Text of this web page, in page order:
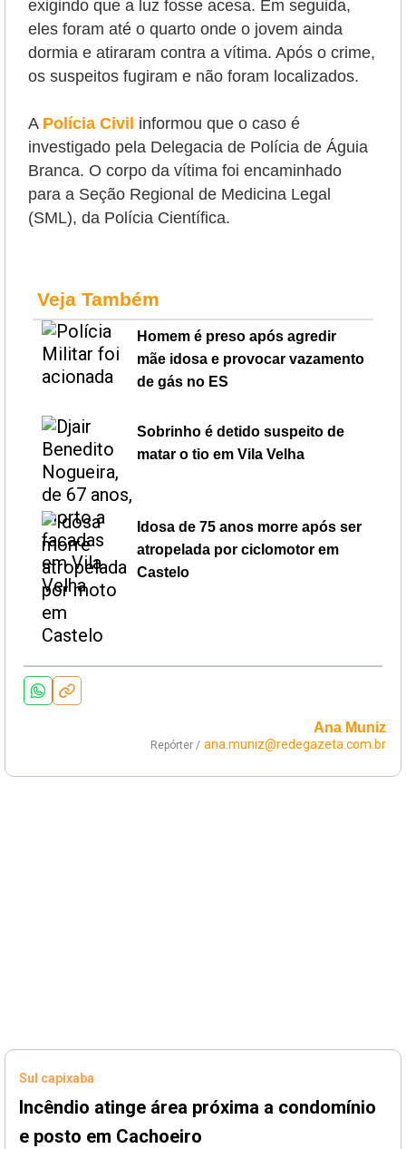
exigindo que a luz fosse acesa. Em seguida,
eles foram até o quarto onde o jovem ainda
dormia e atiraram contra a vítima. Após o crime,
os suspeitos fugiram e não foram localizados.
A Polícia Civil informou que o caso é
investigado pela Delegacia de Polícia de Águia
Branca. O corpo da vítima foi encaminhado
para a Seção Regional de Medicina Legal
(SML), da Polícia Científica.
Veja Também
Homem é preso após agredir
mãe idosa e provocar vazamento
de gás no ES
Sobrinho é detido suspeito de
matar o tio em Vila Velha
Idosa de 75 anos morre após ser
atropelada por ciclomotor em
Castelo
Ana Muniz
Repórter / ana.muniz@redegazeta.com.br
Sul capixaba
Incêndio atinge área próxima a condomínio
e posto em Cachoeiro